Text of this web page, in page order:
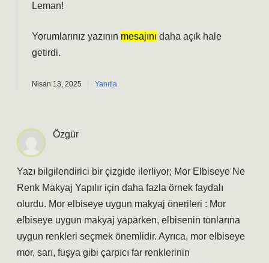
Leman!
Yorumlarınız yazının mesajını daha açık hale
getirdi.
Nisan 13, 2025 Yanıtla
Özgür
Yazı bilgilendirici bir çizgide ilerliyor; Mor Elbiseye Ne
Renk Makyaj Yapılır için daha fazla örnek faydalı
olurdu. Mor elbiseye uygun makyaj önerileri : Mor
elbiseye uygun makyaj yaparken, elbisenin tonlarına
uygun renkleri seçmek önemlidir. Ayrıca, mor elbiseye
mor, sarı, fuşya gibi çarpıcı far renklerinin